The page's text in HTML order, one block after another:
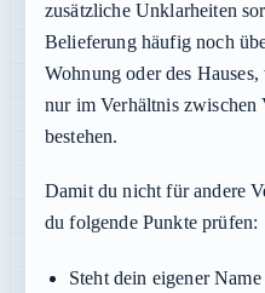
zusätzliche Unklarheiten
Belieferung häufig noch
Wohnung oder des
nur im Verhältnis zwischen
bestehen.
Damit du nicht für andere
du folgende Punkte prüfen:
Steht dein eigener